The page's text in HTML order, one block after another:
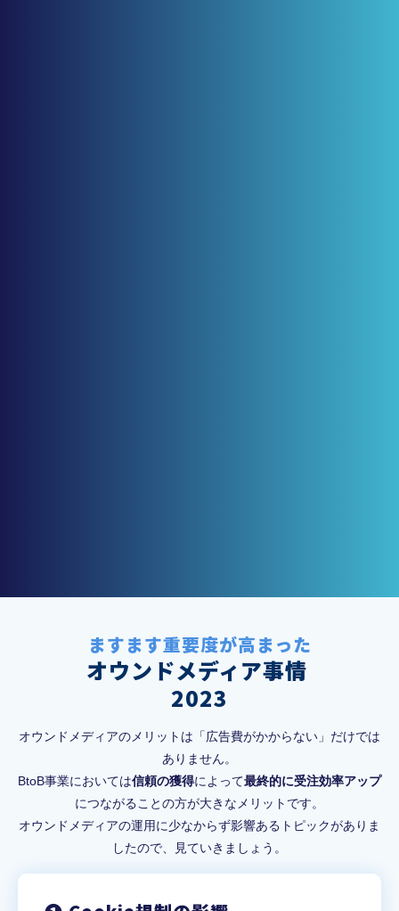
ますます重要度が高まった
オウンドメディア事情
2023
オウンドメディアのメリットは「広告費がかからない」だけでは
ありません。
BtoB事業においては信頼の獲得によって最終的に受注効率アップ
につながることの方が大きなメリットです。
オウンドメディアの運用に少なからず影響あるトピックがありま
したので、見ていきましょう。